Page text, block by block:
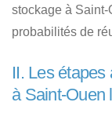
stockage à Saint-
probabilités de
II. Les étapes
à Saint-Ouen